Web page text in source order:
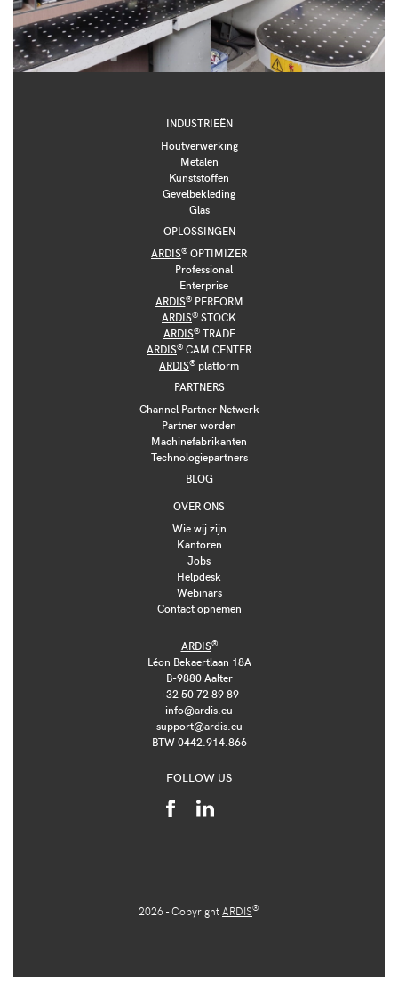
INDUSTRIEËN
Houtverwerking
Metalen
Kunststoffen
Gevelbekleding
Glas
OPLOSSINGEN
ARDIS® OPTIMIZER
Professional
Enterprise
ARDIS®PERFORM
ARDIS® STOCK
ARDIS®TRADE
ARDIS® CAM CENTER
ARDIS® platform
PARTNERS
Channel Partner Netwerk
Partner worden
Machinefabrikanten
Technologiepartners
BLOG
OVER ONS
Wie wij zijn
Kantoren
Jobs
Helpdesk
Webinars
Contact opnemen
ARDIS®
Léon Bekaertlaan 18A
B-9880 Aalter
+32 50 72 89 89
info@ardis.eu
support@ardis.eu
BTW 0442.914.866
FOLLOW US
2026 - Copyright ARDIS®